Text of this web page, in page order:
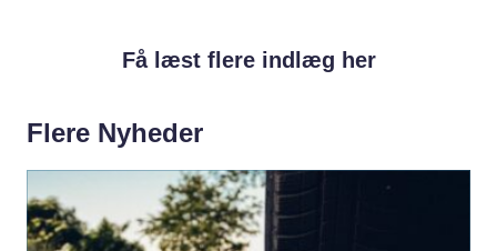
Få læst flere indlæg her
Flere Nyheder